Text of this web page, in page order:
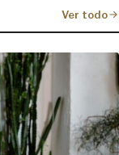
Ver todo